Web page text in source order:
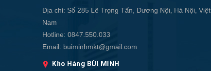
Địa chỉ: Số 285 Lê Trọng Tấn, Dương Nội, Hà Nội, Việt
Nam
Hotline: 0847.550.033
Email: buiminhmkt@gmail.com
Kho Hàng BÙI MINH